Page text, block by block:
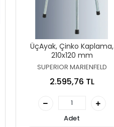
ÜçAyak, Çinko Kaplama,
210x120 mm
SUPERIOR MARIENFELD
2.595,76 TL
Adet